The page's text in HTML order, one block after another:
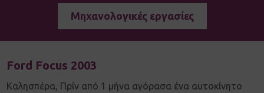
Μηχανολογικές εργασίες
Ford Focus 2003
Καλησπέρα, Πρίν από 1 μήνα αγόρασα ένα αυτοκίνητο